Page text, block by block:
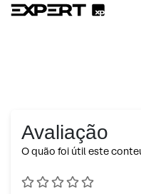
Avaliação
O quão foi útil este